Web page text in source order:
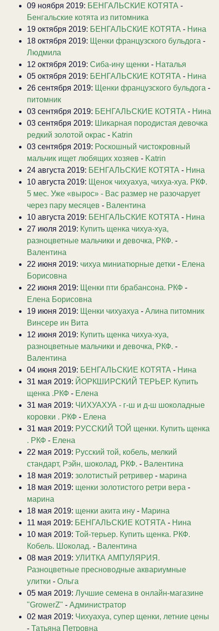
09 ноября 2019: БЕНГАЛЬСКИЕ КОТЯТА -
Бенгальские котята из питомника
19 октября 2019: БЕНГАЛЬСКИЕ КОТЯТА - Нина
18 октября 2019: Щенки французского бульдога -
Людмила
12 октября 2019: Сиба-ину щенки - Наталья
05 октября 2019: БЕНГАЛЬСКИЕ КОТЯТА - Нина
26 сентября 2019: Щенки французского бульдога -
питомник
03 сентября 2019: БЕНГАЛЬСКИЕ КОТЯТА - Нина
03 сентября 2019: Шикарная породистая девочка
редкий золотой окрас - Katrin
03 сентября 2019: Роскошный чистокровный
мальчик ищет любящих хозяев - Katrin
24 августа 2019: БЕНГАЛЬСКИЕ КОТЯТА - Нина
10 августа 2019: Щенок чихуахуа, чихуа-хуа. РКФ.
5 мес. Уже «вырос» - Вас размер не разочарует
через пару месяцев - Валентина
10 августа 2019: БЕНГАЛЬСКИЕ КОТЯТА - Нина
27 июля 2019: Купить щенка чихуа-хуа,
разноцветные мальчики и девочка, РКФ. -
Валентина
22 июня 2019: чихуа миниатюрные детки - Елена
Борисовна
22 июня 2019: Щенки пти брабансона. РКФ -
Елена Борисовна
19 июня 2019: Щенки чихуахуа - Алина питомник
Винсере ин Вита
12 июня 2019: Купить щенка чихуа-хуа,
разноцветные мальчики и девочка, РКФ. -
Валентина
04 июня 2019: БЕНГАЛЬСКИЕ КОТЯТА - Нина
31 мая 2019: ЙОРКШИРСКИЙ ТЕРЬЕР. Купить
щенка .РКФ - Елена
31 мая 2019: ЧИХУАХУА - г-ш и д-ш шоколадные
коровки . РКФ - Елена
31 мая 2019: РУССКИЙ ТОЙ щенки. Купить щенка
. РКФ - Елена
22 мая 2019: Русский той, кобель, мелкий
стандарт, Рэйн, шоколад, РКФ. - Валентина
18 мая 2019: золотистый ретривер - марина
18 мая 2019: щенки золотистого ретри вера -
марина
18 мая 2019: щенки акита ину - Марина
11 мая 2019: БЕНГАЛЬСКИЕ КОТЯТА - Нина
10 мая 2019: Той-терьер. Купить щенка. РКФ.
Кобель. Шоколад. - Валентина
08 мая 2019: УЛИТКА АМПУЛЯРИЯ.
Разноцветные пресноводные аквариумные
улитки - Ольга
05 мая 2019: Лучшие семена в онлайн-магазине
"GrowerZ" - Администратор
02 мая 2019: Чихуахуа, супер щенки, летние цены
- Татьяна Петровна